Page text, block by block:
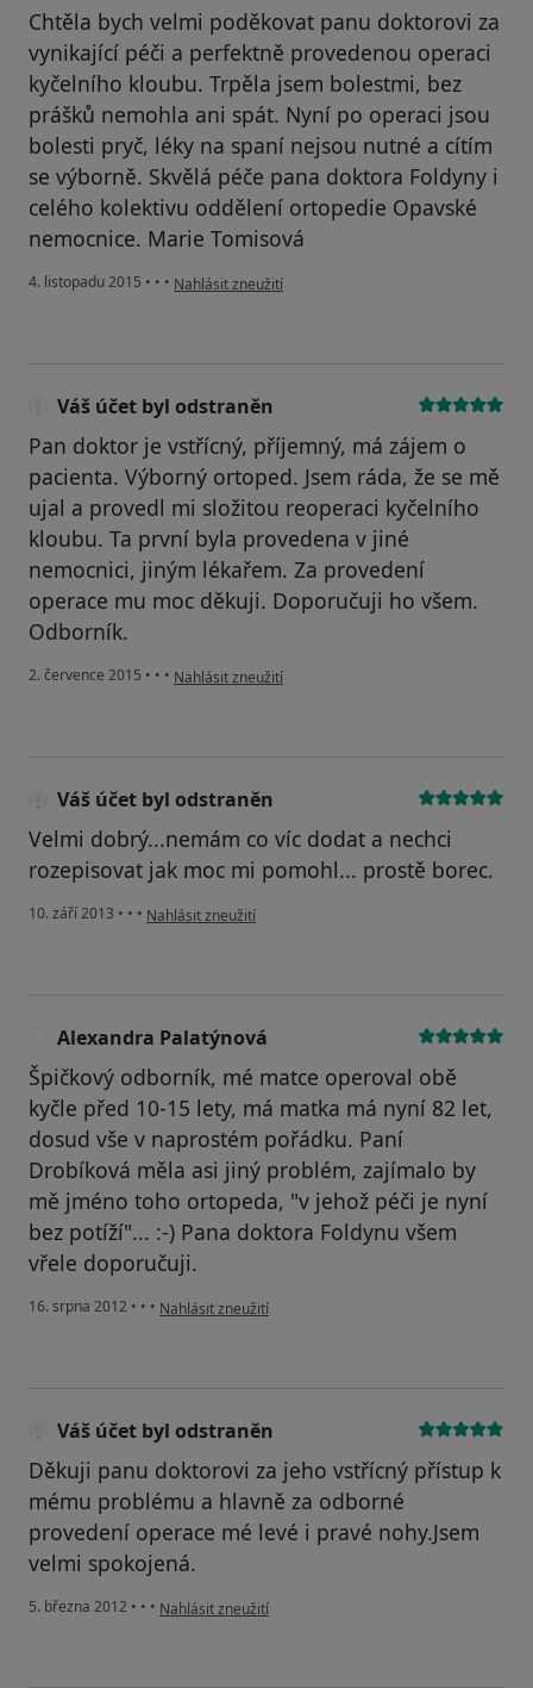
Chtěla bych velmi poděkovat panu doktorovi za
vynikající péči a perfektně provedenou operaci
kyčelního kloubu. Trpěla jsem bolestmi, bez
prášků nemohla ani spát. Nyní po operaci jsou
bolesti pryč, léky na spaní nejsou nutné a cítím
se výborně. Skvělá péče pana doktora Foldyny i
celého kolektivu oddělení ortopedie Opavské
nemocnice. Marie Tomisová
4. listopadu 2015 • • • podle názoru uživatele Váš účet byl odstraněn
Nahlásit zneužití
Váš účet byl odstraněn
Pan doktor je vstřícný, příjemný, má zájem o
pacienta. Výborný ortoped. Jsem ráda, že se mě
ujal a provedl mi složitou reoperaci kyčelního
kloubu. Ta první byla provedena v jiné
nemocnici, jiným lékařem. Za provedení
operace mu moc děkuji. Doporučuji ho všem.
Odborník.
2. července 2015 • • • podle názoru uživatele Váš účet byl odstraněn
Nahlásit zneužití
Váš účet byl odstraněn
Velmi dobrý...nemám co víc dodat a nechci
rozepisovat jak moc mi pomohl... prostě borec.
10. září 2013 • • • podle názoru uživatele Váš účet byl odstraněn
Nahlásit zneužití
Alexandra Palatýnová
Špičkový odborník, mé matce operoval obě
kyčle před 10-15 lety, má matka má nyní 82 let,
dosud vše v naprostém pořádku. Paní
Drobíková měla asi jiný problém, zajímalo by
mě jméno toho ortopeda, "v jehož péči je nyní
bez potíží"... :-) Pana doktora Foldynu všem
vřele doporučuji.
16. srpna 2012 • • • podle názoru uživatele Alexandra Palatýnová
Nahlásit zneužití
Váš účet byl odstraněn
Děkuji panu doktorovi za jeho vstřícný přístup k
mému problému a hlavně za odborné
provedení operace mé levé i pravé nohy.Jsem
velmi spokojená.
5. března 2012 • • • podle názoru uživatele Váš účet byl odstraněn
Nahlásit zneužití